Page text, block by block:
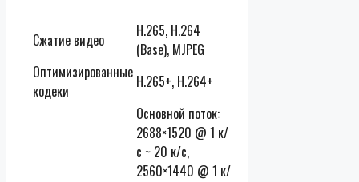
Сжатие видео
H.265, H.264
(Base), MJPEG
Оптимизированные
кодеки
H.265+, H.264+
Основной поток:
2688×1520 @ 1 к/
с ~ 20 к/с,
2560×1440 @ 1 к/